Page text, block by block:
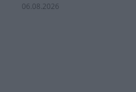
06.08.2026